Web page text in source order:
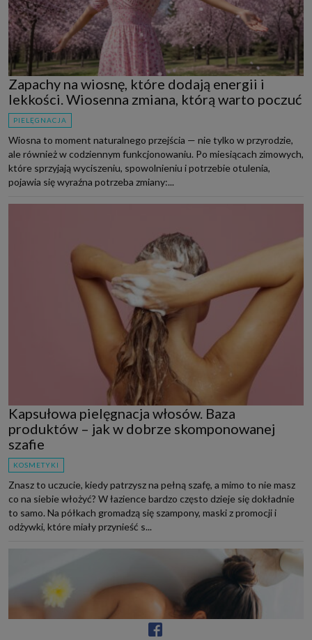
Zapachy na wiosnę, które dodają energii i
lekkości. Wiosenna zmiana, którą warto poczuć
PIELĘGNACJA
Wiosna to moment naturalnego przejścia — nie tylko w przyrodzie,
ale również w codziennym funkcjonowaniu. Po miesiącach zimowych,
które sprzyjają wyciszeniu, spowolnieniu i potrzebie otulenia,
pojawia się wyraźna potrzeba zmiany:...
Kapsułowa pielęgnacja włosów. Baza
produktów – jak w dobrze skomponowanej
szafie
KOSMETYKI
Znasz to uczucie, kiedy patrzysz na pełną szafę, a mimo to nie masz
co na siebie włożyć? W łazience bardzo często dzieje się dokładnie
to samo. Na półkach gromadzą się szampony, maski z promocji i
odżywki, które miały przynieść s...